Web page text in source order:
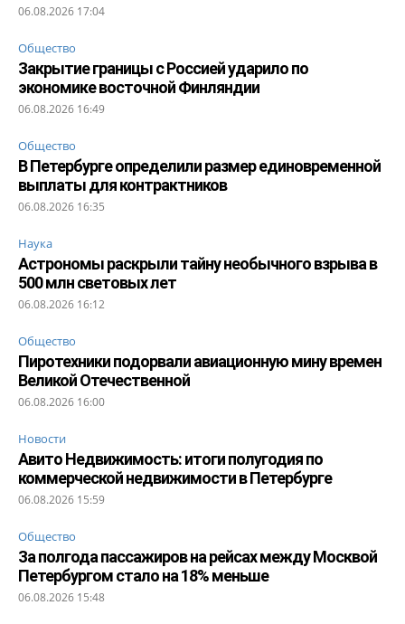
06.08.2026 17:04
Общество
Закрытие границы с Россией ударило по
экономике восточной Финляндии
06.08.2026 16:49
Общество
В Петербурге определили размер единовременной
выплаты для контрактников
06.08.2026 16:35
Наука
Астрономы раскрыли тайну необычного взрыва в
500 млн световых лет
06.08.2026 16:12
Общество
Пиротехники подорвали авиационную мину времен
Великой Отечественной
06.08.2026 16:00
Новости
Авито Недвижимость: итоги полугодия по
коммерческой недвижимости в Петербурге
06.08.2026 15:59
Общество
За полгода пассажиров на рейсах между Москвой
Петербургом стало на 18% меньше
06.08.2026 15:48